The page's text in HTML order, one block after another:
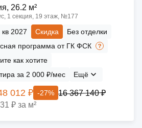
26.2 м²
1 секция, 19 этаж, №177
кв 2027 Скидка
Без отделки
программа от ГК ФСК
как хотите
за 2 000 ₽/мес
Ещё
012 ₽ -27% 16 367 140 ₽
₽ за м²